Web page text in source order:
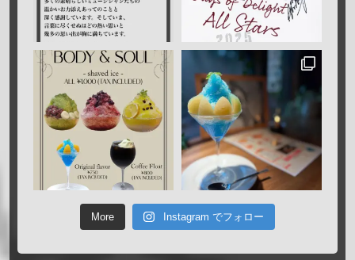
More Instagram でフォロー